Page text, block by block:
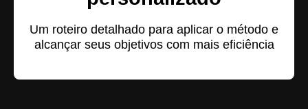
Um roteiro detalhado para aplicar o método e
alcançar seus objetivos com mais eficiência